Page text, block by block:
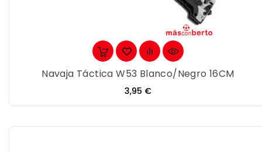
Navaja Táctica W53 Blanco/Negro 16CM
Precio
3,95 €